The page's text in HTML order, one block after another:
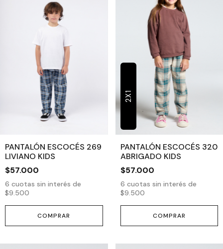
PANTALÓN ESCOCÉS 269
LIVIANO KIDS
$57.000
6 cuotas sin interés de
$9.500
COMPRAR
2X1
PANTALÓN ESCOCÉS 320
ABRIGADO KIDS
$57.000
6 cuotas sin interés de
$9.500
COMPRAR